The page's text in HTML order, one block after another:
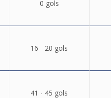
0 gols
16 - 20 gols
41 - 45 gols